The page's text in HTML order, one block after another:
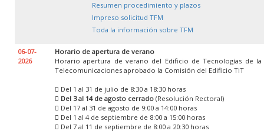
Resumen procedimiento y plazos
Impreso solicitud TFM
Toda la información sobre TFM
06-07-
2026
Horario de apertura de verano
Horario apertura de verano del Edificio de Tecnologías de
Telecomunicaciones aprobado la Comisión del Edificio TIT
 Del 1 al 31 de julio de 8:30 a 18:30 horas
 Del 3 al 14 de agosto cerrado (Resolución Rectoral)
 Del 17 al 31 de agosto de 9:00 a 14:00 horas
 Del 1 al 4 de septiembre de 8:00 a 15:00 horas
 Del 7 al 11 de septiembre de 8:00 a 20:30 horas